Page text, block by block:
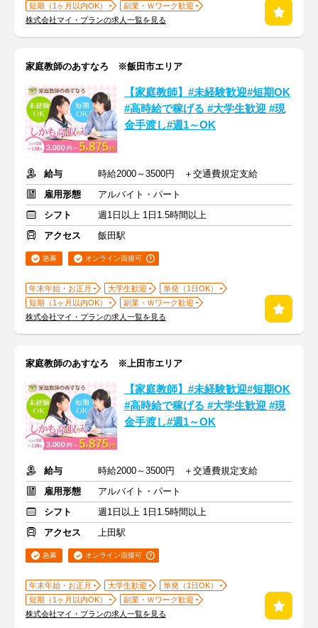
短期（1ヶ月以内OK）
副業・Ｗワーク歓迎
株式会社マイ・プランの求人一覧を見る
家庭教師のあすなろ ※飯田市エリア
【家庭教師】#未経験歓迎#短期OK
#高時給で稼げる #大学生歓迎 #現
金手渡し#週1～OK
給与
時給2000～3500円 ＋交通費規定支給
雇用形態
アルバイト・パート
シフト
週1日以上 1日1.5時間以上
アクセス
飯田駅
急募 オンライン面接可
年末年始・お正月 大学生歓迎
単発（1日OK）
短期（1ヶ月以内OK）
副業・Ｗワーク歓迎
株式会社マイ・プランの求人一覧を見る
家庭教師のあすなろ ※上田市エリア
【家庭教師】#未経験歓迎#短期OK
#高時給で稼げる #大学生歓迎 #現
金手渡し#週1～OK
給与
時給2000～3500円 ＋交通費規定支給
雇用形態
アルバイト・パート
シフト
週1日以上 1日1.5時間以上
アクセス
上田駅
急募 オンライン面接可
年末年始・お正月 大学生歓迎
単発（1日OK）
短期（1ヶ月以内OK）
副業・Ｗワーク歓迎
株式会社マイ・プランの求人一覧を見る